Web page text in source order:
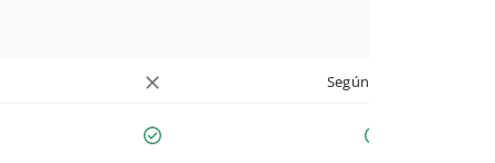
Según cuenta